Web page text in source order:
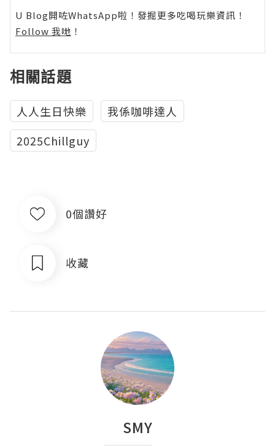
U Blog開咗WhatsApp啦！發掘更多吃喝玩樂資訊！
Follow 我哋 ！
相關話題
人人生日快樂
我係咖啡達人
2025Chillguy
0個讚好
收藏
SMY